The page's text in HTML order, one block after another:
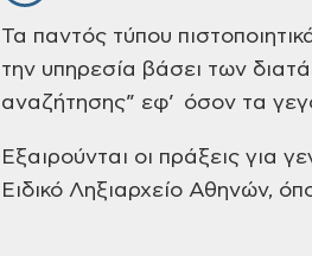
Τα παντός τύπου
την υπηρεσία βάσει των
αναζήτησης” εφ’ όσον τα
Εξαιρούνται οι πράξεις για
Ειδικό Ληξιαρχείο Αθηνών,